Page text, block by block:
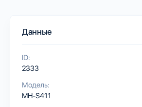
Данные
ID:
2333
Модель:
MH-S411